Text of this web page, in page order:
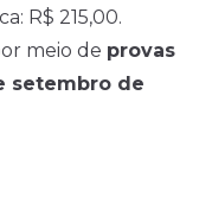
R$ 215,00.
meio de provas
setembro de